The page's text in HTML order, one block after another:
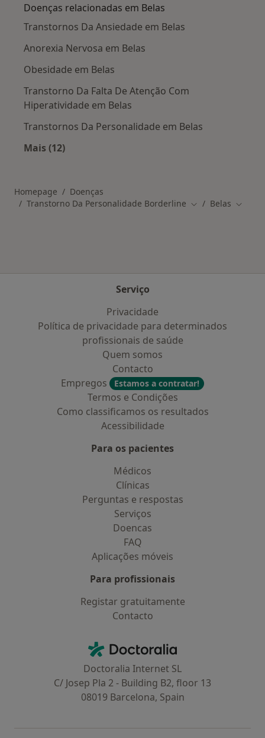
Doenças relacionadas em Belas
Transtornos Da Ansiedade em Belas
Anorexia Nervosa em Belas
Obesidade em Belas
Transtorno Da Falta De Atenção Com
Hiperatividade em Belas
Transtornos Da Personalidade em Belas
Mais (12)
Homepage
Doenças
Transtorno Da Personalidade Borderline Mudar de cidade
Belas Mudar
Serviço
Privacidade
Política de privacidade para determinados
profissionais de saúde
Quem somos
Contacto
Empregos
Estamos a contratar!
Termos e Condições
Como classificamos os resultados
Acessibilidade
Para os pacientes
Médicos
Clínicas
Perguntas e respostas
Serviços
Doencas
FAQ
Aplicações móveis
Para profissionais
Registar gratuitamente
Contacto
Doctoralia - Homepage
Doctoralia Internet SL
C/ Josep Pla 2 - Building B2, floor 13
08019 Barcelona, Spain